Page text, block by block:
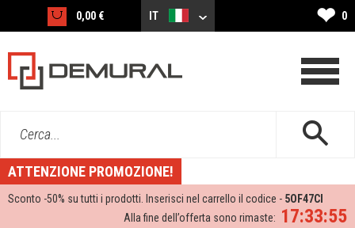
0,00 € IT ❤ 0
Cerca...
ATTENZIONE PROMOZIONE!
Sconto -50% su tutti i prodotti. Inserisci nel carrello il codice - 5OF47CI
17:33:54
Alla fine dell’offerta sono rimaste: